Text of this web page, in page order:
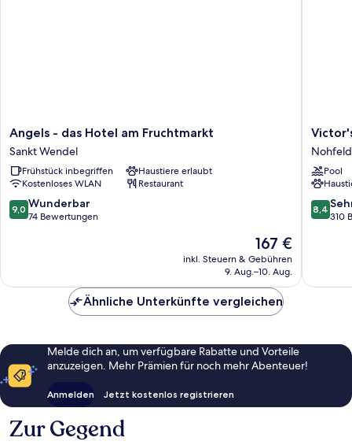
Angels
-
das
Hotel
am
Fruchtmarkt
Sankt
Angels - das Hotel am Fruchtmarkt
Sankt Wendel
Frühstück inbegriffen
Haustiere erlaubt
Kostenloses WLAN
Restaurant
9.0
von
9,0 Wunderbar
74 Bewertungen
Der
Preis
beträgt
167 €
inkl. Steuern & Gebühren
9. Aug.–10. Aug.
Victor's
Bosen
Pool
8.4
von
8,4
310
Ähnliche Unterkünfte vergleichen
Melde dich an, um verfügbare Rabatte und Vorteile
anzuzeigen. Mehr Prämien für noch mehr Abenteuer!
Anmelden Jetzt kostenlos registrieren
Zur Gegend